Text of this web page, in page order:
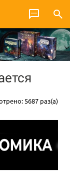
5687 раз(а)